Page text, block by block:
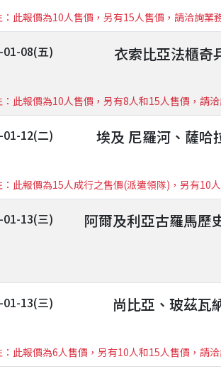
：此報價為10人售價，另有15人售價，請洽詢業
01-08(五)
：此報價為10人售價，另有8人和15人售價，請洽
衣索比亞法櫃奇
01-12(二)
：此報價為15人成行之售價(派遣領隊)，另有10
埃及 尼羅河、薩哈
01-13(三) 阿爾及利亞古羅馬歷
01-13(三)
：此報價為6人售價，另有10人和15人售價，請洽
尚比亞、玻茲瓦